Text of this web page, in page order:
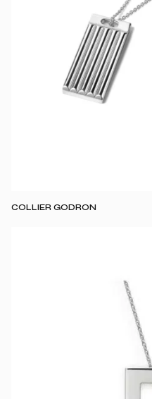
COLLIER GODRON